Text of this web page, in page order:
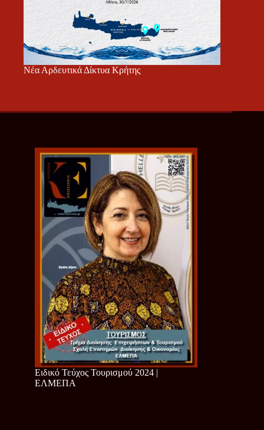
Νέα Αρδευτικά Δίκτυα Κρήτης
Ειδικό Τεύχος Τουρισμού 2024 |
ΕΛΜΕΠΑ